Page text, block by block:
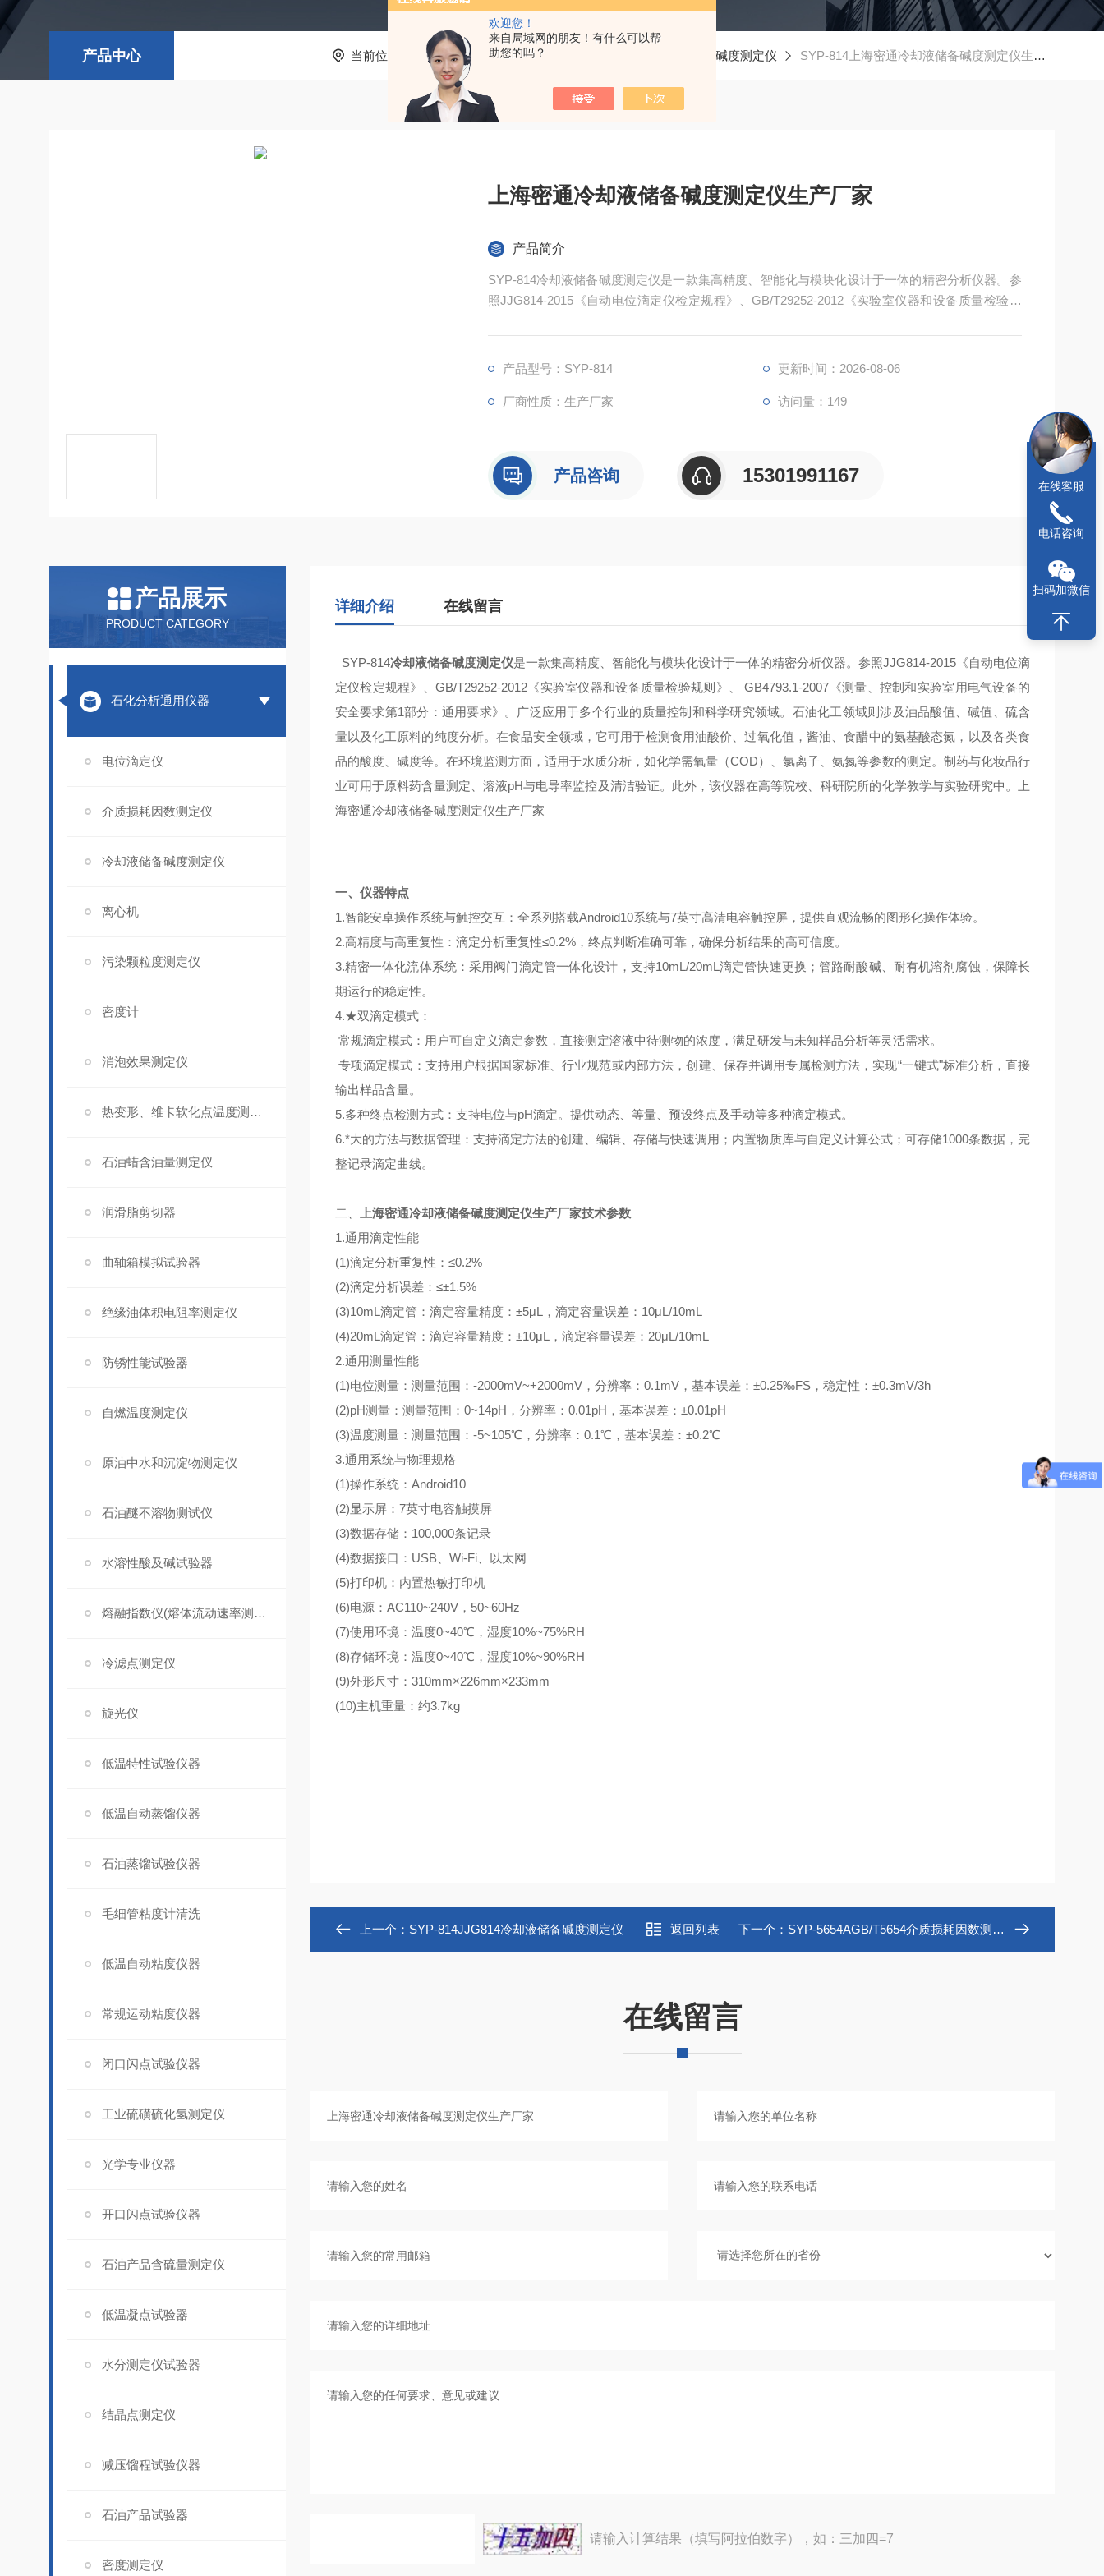
欢迎您！
来自局域网的朋友！有什么可以帮
助您的吗？
产品中心 当前位置： 首页 产品中心 石化分析通用仪器 冷却液储备碱度测定仪 SYP-814上海密通冷却液储备碱度测定仪生产厂家
上海密通冷却液储备碱度测定仪生产厂家
产品简介
SYP-814冷却液储备碱度测定仪是一款集高精度、智能化与模块化设计于一体的精密分析仪器。参
照JJG814-2015《自动电位滴定仪检定规程》、GB/T29252-2012《实验室仪器和设备质量检验规
产品型号：SYP-814
更新时间：2026-08-06
厂商性质：生产厂家 访问量：149
产品咨询 15301991167
产品展示
PRODUCT CATEGORY
石化分析通用仪器
电位滴定仪
介质损耗因数测定仪
冷却液储备碱度测定仪
离心机
污染颗粒度测定仪
密度计
消泡效果测定仪
热变形、维卡软化点温度测定仪
石油蜡含油量测定仪
润滑脂剪切器
曲轴箱模拟试验器
绝缘油体积电阻率测定仪
防锈性能试验器
自燃温度测定仪
原油中水和沉淀物测定仪
石油醚不溶物测试仪
水溶性酸及碱试验器
熔融指数仪(熔体流动速率测定仪)
冷滤点测定仪
旋光仪
低温特性试验仪器
低温自动蒸馏仪器
石油蒸馏试验仪器
毛细管粘度计清洗
低温自动粘度仪器
常规运动粘度仪器
闭口闪点试验仪器
工业硫磺硫化氢测定仪
光学专业仪器
开口闪点试验仪器
石油产品含硫量测定仪
低温凝点试验器
水分测定仪试验器
结晶点测定仪
减压馏程试验仪器
石油产品试验器
密度测定仪
详细介绍 在线留言
SYP-814冷却液储备碱度测定仪是一款集高精度、智能化与模块化设计于一体的精密分析仪器。参照JJG814-2015《自动电位滴
定仪检定规程》、GB/T29252-2012《实验室仪器和设备质量检验规则》、 GB4793.1-2007《测量、控制和实验室用电气设备的
安全要求第1部分：通用要求》。广泛应用于多个行业的质量控制和科学研究领域。石油化工领域则涉及油品酸值、碱值、硫含
量以及化工原料的纯度分析。在食品安全领域，它可用于检测食用油酸价、过氧化值，酱油、食醋中的氨基酸态氮，以及各类食
品的酸度、碱度等。在环境监测方面，适用于水质分析，如化学需氧量（COD）、氯离子、氨氮等参数的测定。制药与化妆品行
业可用于原料药含量测定、溶液pH与电导率监控及清洁验证。此外，该仪器在高等院校、科研院所的化学教学与实验研究中。上
海密通冷却液储备碱度测定仪生产厂家
一、仪器特点
1.智能安卓操作系统与触控交互：全系列搭载Android10系统与7英寸高清电容触控屏，提供直观流畅的图形化操作体验。
2.高精度与高重复性：滴定分析重复性≤0.2%，终点判断准确可靠，确保分析结果的高可信度。
3.精密一体化流体系统：采用阀门滴定管一体化设计，支持10mL/20mL滴定管快速更换；管路耐酸碱、耐有机溶剂腐蚀，保障长
期运行的稳定性。
4.★双滴定模式：
常规滴定模式：用户可自定义滴定参数，直接测定溶液中待测物的浓度，满足研发与未知样品分析等灵活需求。
专项滴定模式：支持用户根据国家标准、行业规范或内部方法，创建、保存并调用专属检测方法，实现“一键式"标准分析，直接
输出样品含量。
5.多种终点检测方式：支持电位与pH滴定。提供动态、等量、预设终点及手动等多种滴定模式。
6.*大的方法与数据管理：支持滴定方法的创建、编辑、存储与快速调用；内置物质库与自定义计算公式；可存储1000条数据，完
整记录滴定曲线。
二、 上海密通冷却液储备碱度测定仪生产厂家技术参数
1.通用滴定性能
(1)滴定分析重复性：≤0.2%
(2)滴定分析误差：≤±1.5%
(3)10mL滴定管：滴定容量精度：±5μL，滴定容量误差：10μL/10mL
(4)20mL滴定管：滴定容量精度：±10μL，滴定容量误差：20μL/10mL
2.通用测量性能
(1)电位测量：测量范围：-2000mV~+2000mV，分辨率：0.1mV，基本误差：±0.25‰FS，稳定性：±0.3mV/3h
(2)pH测量：测量范围：0~14pH，分辨率：0.01pH，基本误差：±0.01pH
(3)温度测量：测量范围：-5~105℃，分辨率：0.1℃，基本误差：±0.2℃
3.通用系统与物理规格
(1)操作系统：Android10
(2)显示屏：7英寸电容触摸屏
(3)数据存储：100,000条记录
(4)数据接口：USB、Wi-Fi、以太网
(5)打印机：内置热敏打印机
(6)电源：AC110~240V，50~60Hz
(7)使用环境：温度0~40℃，湿度10%~75%RH
(8)存储环境：温度0~40℃，湿度10%~90%RH
(9)外形尺寸：310mm×226mm×233mm
(10)主机重量：约3.7kg
上一个： SYP-814JJG814冷却液储备碱度测定仪 返回列表 下一个： SYP-5654AGB/T5654介质损耗因数测定仪
在线留言
请输入计算结果（填写阿拉伯数字），如：三加四=7
在线客服
电话咨询
扫码加微信